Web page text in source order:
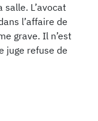
L’avocat
l’affaire de
grave. Il n’est
juge refuse de